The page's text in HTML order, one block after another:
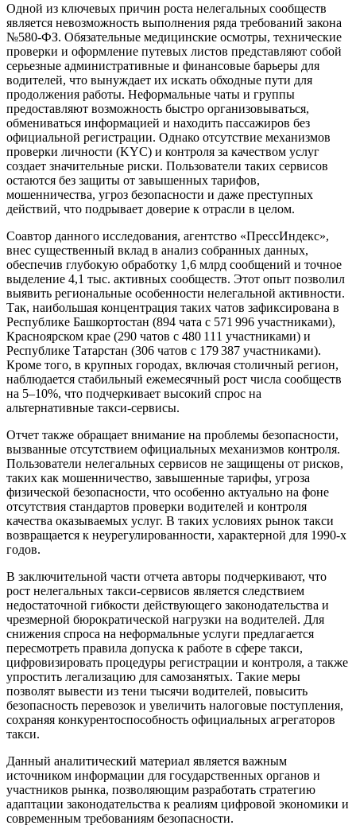
Одной из ключевых причин роста нелегальных сообществ
является невозможность выполнения ряда требований закона
№580-ФЗ. Обязательные медицинские осмотры, технические
проверки и оформление путевых листов представляют собой
серьезные административные и финансовые барьеры для
водителей, что вынуждает их искать обходные пути для
продолжения работы. Неформальные чаты и группы
предоставляют возможность быстро организовываться,
обмениваться информацией и находить пассажиров без
официальной регистрации. Однако отсутствие механизмов
проверки личности (KYC) и контроля за качеством услуг
создает значительные риски. Пользователи таких сервисов
остаются без защиты от завышенных тарифов,
мошенничества, угроз безопасности и даже преступных
действий, что подрывает доверие к отрасли в целом.
Соавтор данного исследования, агентство «ПрессИндекс»,
внес существенный вклад в анализ собранных данных,
обеспечив глубокую обработку 1,6 млрд сообщений и точное
выделение 4,1 тыс. активных сообществ. Этот опыт позволил
выявить региональные особенности нелегальной активности.
Так, наибольшая концентрация таких чатов зафиксирована в
Республике Башкортостан (894 чата с 571 996 участниками),
Красноярском крае (290 чатов с 480 111 участниками) и
Республике Татарстан (306 чатов с 179 387 участниками).
Кроме того, в крупных городах, включая столичный регион,
наблюдается стабильный ежемесячный рост числа сообществ
на 5–10%, что подчеркивает высокий спрос на
альтернативные такси-сервисы.
Отчет также обращает внимание на проблемы безопасности,
вызванные отсутствием официальных механизмов контроля.
Пользователи нелегальных сервисов не защищены от рисков,
таких как мошенничество, завышенные тарифы, угроза
физической безопасности, что особенно актуально на фоне
отсутствия стандартов проверки водителей и контроля
качества оказываемых услуг. В таких условиях рынок такси
возвращается к неурегулированности, характерной для 1990-х
годов.
В заключительной части отчета авторы подчеркивают, что
рост нелегальных такси-сервисов является следствием
недостаточной гибкости действующего законодательства и
чрезмерной бюрократической нагрузки на водителей. Для
снижения спроса на неформальные услуги предлагается
пересмотреть правила допуска к работе в сфере такси,
цифровизировать процедуры регистрации и контроля, а также
упростить легализацию для самозанятых. Такие меры
позволят вывести из тени тысячи водителей, повысить
безопасность перевозок и увеличить налоговые поступления,
сохраняя конкурентоспособность официальных агрегаторов
такси.
Данный аналитический материал является важным
источником информации для государственных органов и
участников рынка, позволяющим разработать стратегию
адаптации законодательства к реалиям цифровой экономики и
современным требованиям безопасности.